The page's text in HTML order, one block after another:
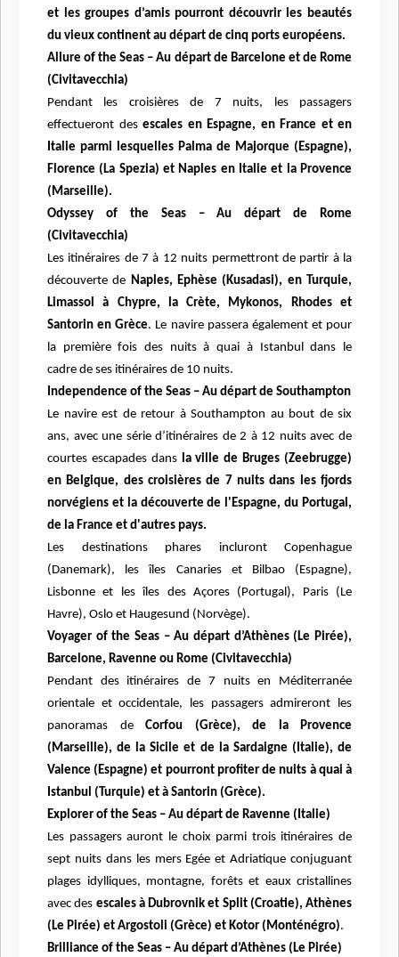
et les groupes d’amis pourront découvrir les beautés
du vieux continent au départ de cinq ports européens.
Allure of the Seas – Au départ de Barcelone et de Rome
(Civitavecchia)
Pendant les croisières de 7 nuits, les passagers
effectueront des escales en Espagne, en France et en
Italie parmi lesquelles Palma de Majorque (Espagne),
Florence (La Spezia) et Naples en Italieet la Provence
(Marseille).
Odyssey of the Seas – Au départ de Rome
(Civitavecchia)
Les itinéraires de 7 à 12 nuits permettront de partir à la
découverte de Naples, Ephèse (Kusadasi), en Turquie,
Limassol à Chypre, la Crète, Mykonos, Rhodes et
Santorin en Grèce. Le navire passera également et pour
la première fois des nuits à quai à Istanbul dans le
cadre de ses itinéraires de 10 nuits.
Independence of the Seas – Au départ de Southampton
Le navire est de retour à Southampton au bout de six
ans, avec une série d’itinéraires de 2 à 12 nuitsavec de
courtes escapades dansla ville de Bruges (Zeebrugge)
en Belgique, des croisières de 7 nuits dans les fjords
norvégiens et la découverte de l'Espagne, du Portugal,
de la France et d'autres pays.
Les destinations phares incluront Copenhague
(Danemark), les îles Canaries et Bilbao (Espagne),
Lisbonne et les îles des Açores (Portugal), Paris (Le
Havre), Oslo et Haugesund (Norvège).
Voyager of the Seas – Au départ d’Athènes (Le Pirée),
Barcelone, Ravenne ou Rome (Civitavecchia)
Pendant des itinéraires de 7 nuits en Méditerranée
orientale et occidentale, les passagers admireront les
panoramas de Corfou (Grèce), de la Provence
(Marseille), de la Sicile et de la Sardaigne (Italie), de
Valence (Espagne) et pourront profiter de nuits à quai à
Istanbul (Turquie) et à Santorin (Grèce).
Explorer of the Seas – Au départ de Ravenne (Italie)
Les passagers auront le choix parmi trois itinéraires de
sept nuits dans les mers Egée et Adriatique conjuguant
plages idylliques, montagne, forêts et eaux cristallines
avec des escales à Dubrovnik et Split (Croatie), Athènes
(Le Pirée) et Argostoli (Grèce) et Kotor (Monténégro).
Brilliance of the Seas – Au départ d’Athènes (Le Pirée)